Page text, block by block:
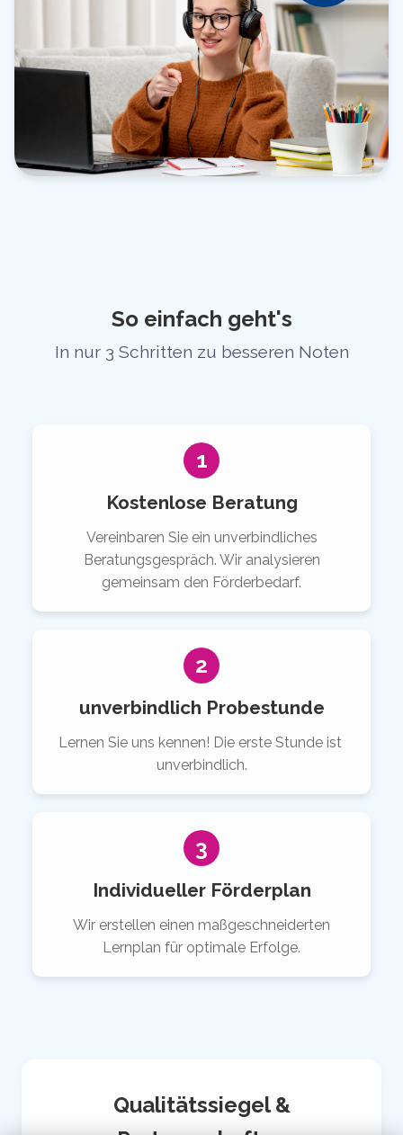
So einfach geht's
In nur 3 Schritten zu besseren Noten
1
Kostenlose Beratung
Vereinbaren Sie ein unverbindliches
Beratungsgespräch. Wir analysieren
gemeinsam den Förderbedarf.
2
unverbindlich Probestunde
Lernen Sie uns kennen! Die erste Stunde ist
unverbindlich.
3
Individueller Förderplan
Wir erstellen einen maßgeschneiderten
Lernplan für optimale Erfolge.
Qualitätssiegel &